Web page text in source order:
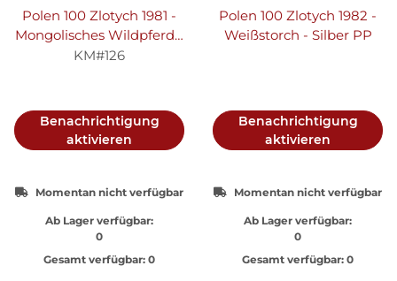
Polen 100 Zlotych 1981 -
Mongolisches Wildpferd -
Silber PP
KM#126
Benachrichtigung
aktivieren
Momentan nicht verfügbar
Ab Lager verfügbar:
0
Gesamt verfügbar: 0
Polen 100 Zlotych 1982 -
Weißstorch - Silber PP
Benachrichtigung
aktivieren
Momentan nicht verfügbar
Ab Lager verfügbar:
0
Gesamt verfügbar: 0